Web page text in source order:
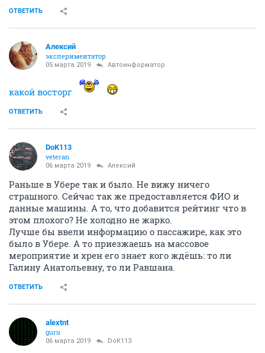
ОТВЕТИТЬ
Алексий
экспериментатор
05 марта 2019 Автоинформатор
какой восторг
ОТВЕТИТЬ
DoK113
veteran
06 марта 2019 Алексий
Раньше в Убере так и было. Не вижу ничего
страшного. Сейчас так же предоставляется ФИО и
данные машины. А то, что добавится рейтинг что в
этом плохого? Не холодно не жарко.
Лучше бы ввели информацию о пассажире, как это
было в Убере. А то приезжаешь на массовое
мероприятие и хрен его знает кого ждёшь: то ли
Галину Анатольевну, то ли Равшана.
ОТВЕТИТЬ
alextnt
guru
06 марта 2019 DoK113